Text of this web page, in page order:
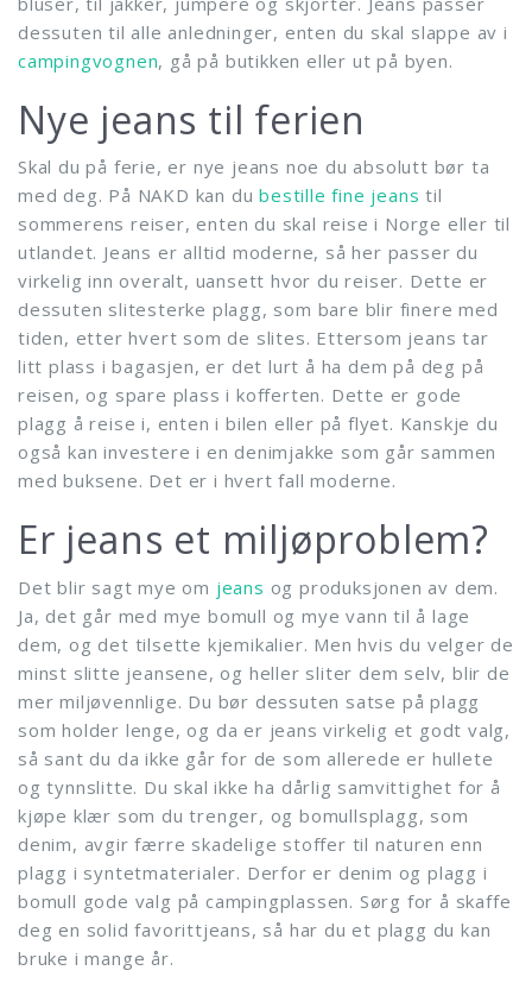
dessuten til alle anledninger, enten du skal slappe av i
campingvognen, gå på butikken eller ut på byen.
Nye jeans til ferien
Skal du på ferie, er nye jeans noe du absolutt bør ta
med deg. På NAKD kan dubestille fine jeans til
sommerens reiser, enten du skal reise i Norge eller til
utlandet. Jeans er alltid moderne, så her passer du
virkelig inn overalt, uansett hvor du reiser. Dette er
dessuten slitesterke plagg, som bare blir finere med
tiden, etter hvert som de slites. Ettersom jeans tar
litt plass i bagasjen, er det lurt å ha dem på deg på
reisen, og spare plass i kofferten. Dette er gode
plagg å reise i, enten i bilen eller på flyet. Kanskje du
også kan investere i en denimjakke som går sammen
med buksene. Det er i hvert fall moderne.
Er jeans et miljøproblem?
Det blir sagt mye om jeans og produksjonen av dem.
Ja, det går med mye bomull og mye vann til å lage
dem, og det tilsette kjemikalier. Men hvis du velger de
minst slitte jeansene, og heller sliter dem selv, blir de
mer miljøvennlige. Du bør dessuten satse på plagg
som holder lenge, og da er jeans virkelig et godt valg,
så sant du da ikke går for de som allerede er hullete
og tynnslitte. Du skal ikke ha dårlig samvittighet for å
kjøpe klær som du trenger, og bomullsplagg, som
denim, avgir færre skadelige stoffer til naturen enn
plagg i syntetmaterialer. Derfor er denim og plagg i
bomull gode valg på campingplassen. Sørg for å skaffe
deg en solid favorittjeans, så har du et plagg du kan
bruke i mange år.